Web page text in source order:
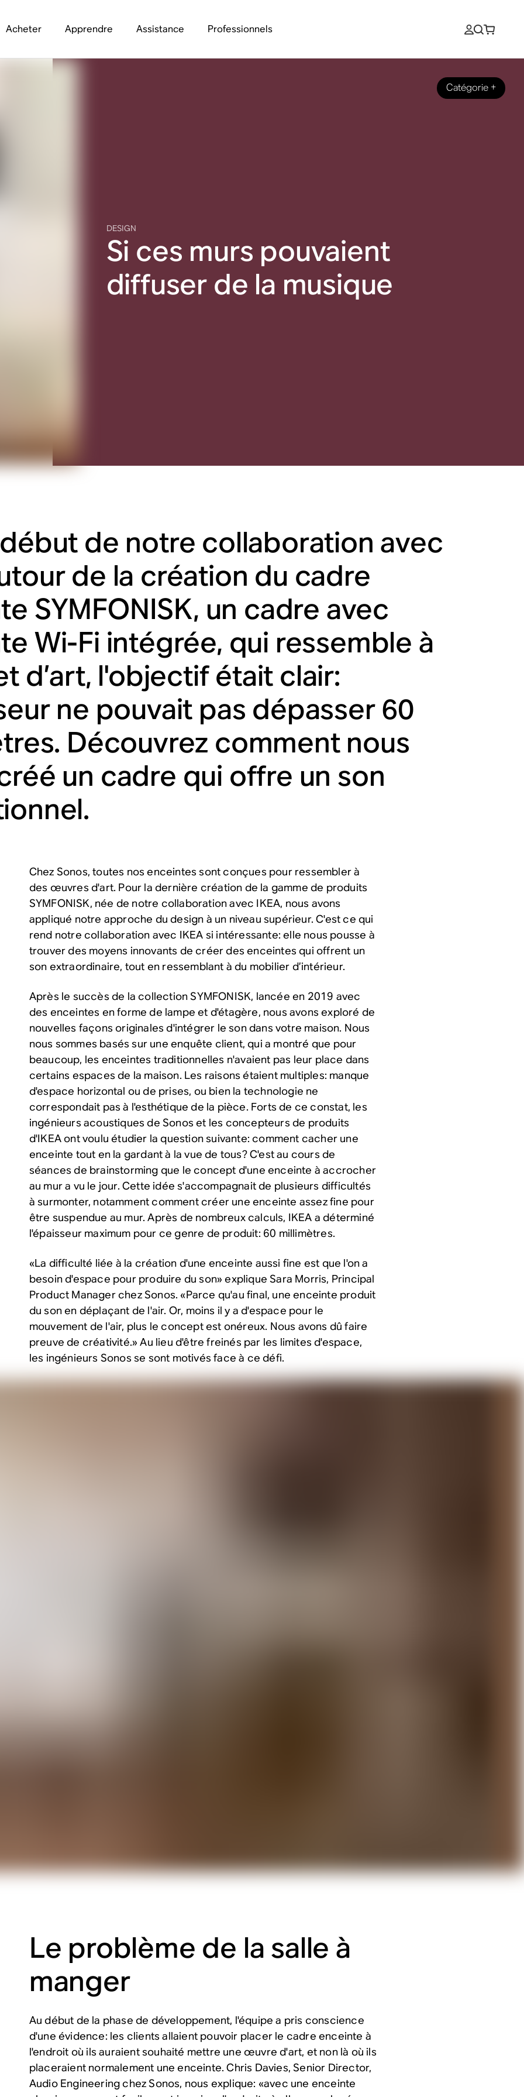
Acheter Apprendre Assistance Professionnels
DESIGN
Catégorie +
Si ces murs pouvaient
diffuser de la musique
de notre collaboration avec
de la création du cadre
SYMFONISK, un cadre avec
Wi-Fi intégrée, qui ressemble à
d’art, l'objectif était clair:
ne pouvait pas dépasser 60
Découvrez comment nous
un cadre qui offre un son
Chez Sonos, toutes nos enceintes sont conçues pour ressembler à
des œuvres d'art. Pour la dernière création de la gamme de produits
SYMFONISK, née de notre collaboration avec IKEA, nous avons
appliqué notre approche du design à un niveau supérieur. C'est ce qui
rend notre collaboration avec IKEA si intéressante: elle nous pousse à
trouver des moyens innovants de créer des enceintes qui offrent un
son extraordinaire, tout en ressemblant à du mobilier d’intérieur.
Après le succès de la collection SYMFONISK, lancée en 2019 avec
des enceintes en forme de lampe et d'étagère, nous avons exploré de
nouvelles façons originales d'intégrer le son dans votre maison. Nous
nous sommes basés sur une enquête client, qui a montré que pour
beaucoup, les enceintes traditionnelles n'avaient pas leur place dans
certains espaces de la maison. Les raisons étaient multiples: manque
d'espace horizontal ou de prises, ou bien la technologie ne
correspondait pas à l'esthétique de la pièce. Forts de ce constat, les
ingénieurs acoustiques de Sonos et les concepteurs de produits
d'IKEA ont voulu étudier la question suivante: comment cacher une
enceinte tout en la gardant à la vue de tous? C'est au cours de
séances de brainstorming que le concept d'une enceinte à accrocher
au mur a vu le jour. Cette idée s'accompagnait de plusieurs difficultés
à surmonter, notamment comment créer une enceinte assez fine pour
être suspendue au mur. Après de nombreux calculs, IKEA a déterminé
l'épaisseur maximum pour ce genre de produit: 60 millimètres.
«La difficulté liée à la création d'une enceinte aussi fine est que l'on a
besoin d'espace pour produire du son» explique Sara Morris, Principal
Product Manager chez Sonos. «Parce qu'au final, une enceinte produit
du son en déplaçant de l'air. Or, moins il y a d'espace pour le
mouvement de l'air, plus le concept est onéreux. Nous avons dû faire
preuve de créativité.» Au lieu d'être freinés par les limites d'espace,
les ingénieurs Sonos se sont motivés face à ce défi.
Le problème de la salle à
manger
Au début de la phase de développement, l'équipe a pris conscience
d'une évidence: les clients allaient pouvoir placer le cadre enceinte à
l'endroit où ils auraient souhaité mettre une œuvre d'art, et non là où ils
placeraient normalement une enceinte. Chris Davies, Senior Director,
Audio Engineering chez Sonos, nous explique: «avec une enceinte